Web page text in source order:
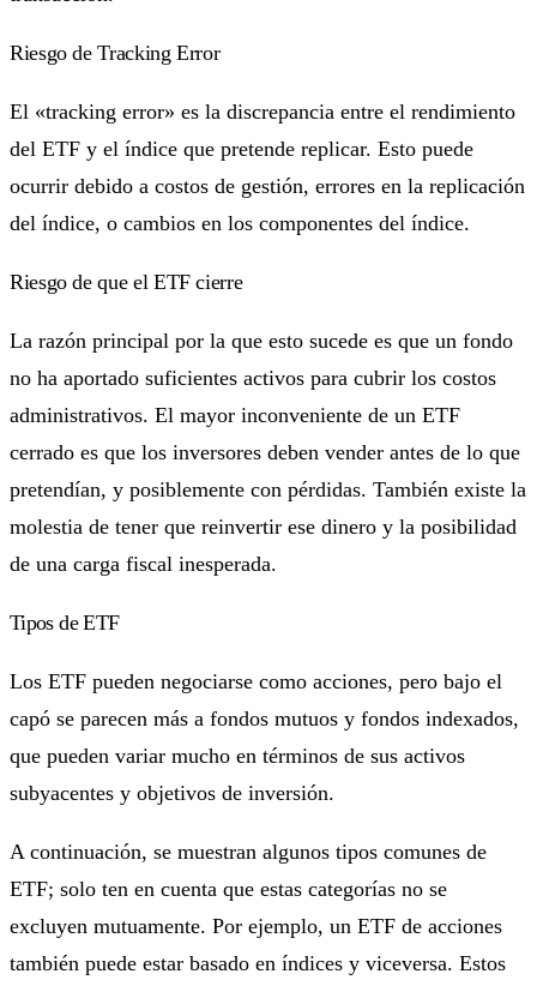
Riesgo de Tracking Error
El «tracking error» es la discrepancia entre el rendimiento
del ETF y el índice que pretende replicar. Esto puede
ocurrir debido a costos de gestión, errores en la replicación
del índice, o cambios en los componentes del índice.
Riesgo de que el ETF cierre
La razón principal por la que esto sucede es que un fondo
no ha aportado suficientes activos para cubrir los costos
administrativos. El mayor inconveniente de un ETF
cerrado es que los inversores deben vender antes de lo que
pretendían, y posiblemente con pérdidas. También existe la
molestia de tener que reinvertir ese dinero y la posibilidad
de una carga fiscal inesperada.
Tipos de ETF
Los ETF pueden negociarse como acciones, pero bajo el
capó se parecen más a fondos mutuos y fondos indexados,
que pueden variar mucho en términos de sus activos
subyacentes y objetivos de inversión.
A continuación, se muestran algunos tipos comunes de
ETF; solo ten en cuenta que estas categorías no se
excluyen mutuamente. Por ejemplo, un ETF de acciones
también puede estar basado en índices y viceversa. Estos